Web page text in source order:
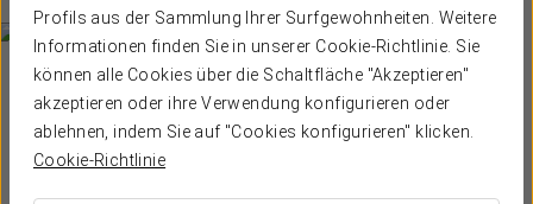
Profils aus der Sammlung Ihrer Surfgewohnheiten. Weitere
Informationen finden Sie in unserer Cookie-Richtlinie. Sie
können alle Cookies über die Schaltfläche "Akzeptieren"
akzeptieren oder ihre Verwendung konfigurieren oder
ablehnen, indem Sie auf "Cookies konfigurieren" klicken.
Cookie-Richtlinie
OURENSE - ALLARIZ